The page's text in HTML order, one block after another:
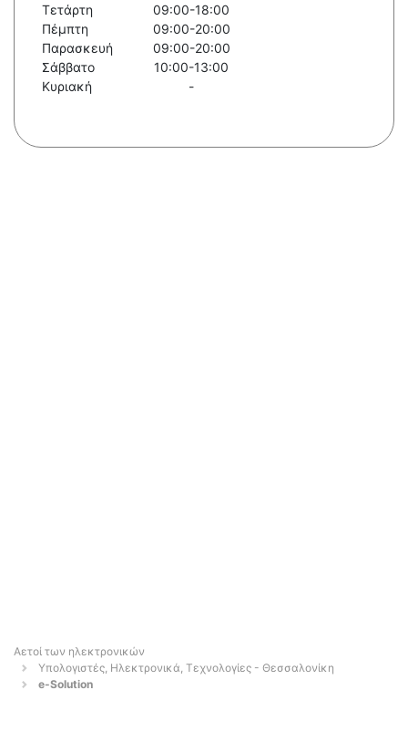
Τετάρτη
09:00-18:00
Πέμπτη
09:00-20:00
Παρασκευή
09:00-20:00
Σάββατο
10:00-13:00
Κυριακή
-
Αετοί των ηλεκτρονικών
Υπολογιστές, Ηλεκτρονικά, Τεχνολογίες - Θεσσαλονίκη
e-Solution